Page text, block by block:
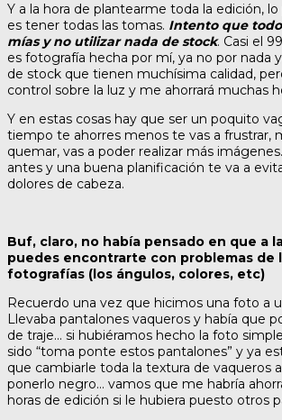
Y a la hora de plantearme toda la edición,
es tener todas las tomas. Intento que
mías y no utilizar nada de stock. Casi el
es fotografía hecha por mí, ya no por nada
de stock que tienen muchísima calidad,
control sobre la luz y me ahorrará muchas
Y en estas cosas hay que ser un poquito
tiempo te ahorres menos te vas a frustrar,
quemar, vas a poder realizar más
antes y una buena planificación te va a
dolores de cabeza.
Buf, claro, no había pensado en que a
puedes encontrarte con problemas de
fotografías (los ángulos, colores, etc)
Recuerdo una vez que hicimos una foto a
Llevaba pantalones vaqueros y había que
de traje… si hubiéramos hecho la foto
sido “toma ponte estos pantalones” y ya
que cambiarle toda la textura de vaqueros
ponerlo negro… vamos que me habría
horas de edición si le hubiera puesto otros